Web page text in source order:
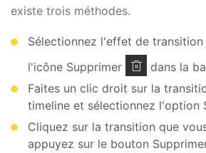
existe trois méthodes.
Sélectionnez l'effet de
l'icône Supprimer
dans la
Faites un clic droit sur la
timeline et sélectionnez l'option
Cliquez sur la transition que
appuyez sur le bouton